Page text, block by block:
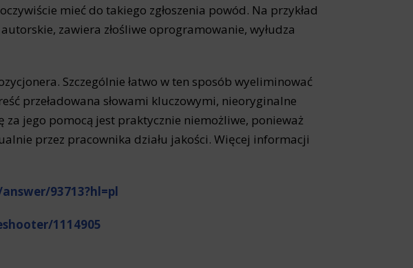
mieć do takiego zgłoszenia powód. Na przykład
zawiera złośliwe oprogramowanie, wyłudza
Szczególnie łatwo w ten sposób wyeliminować
przeładowana słowami kluczowymi, nieoryginalne
jego pomocą jest praktycznie niemożliwe, ponieważ
przez pracownika działu jakości. Więcej informacji
93713?hl=pl
1114905